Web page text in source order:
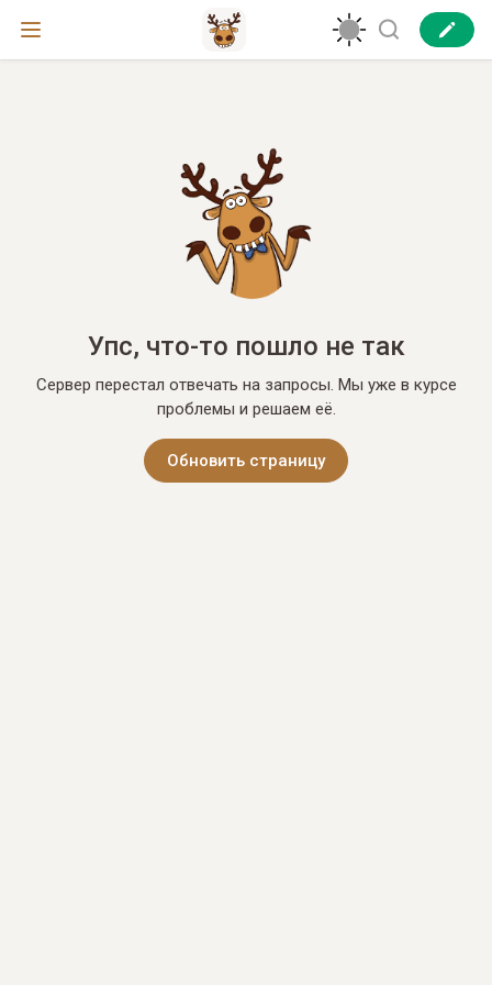
Упс, что-то пошло не так
Сервер перестал отвечать на запросы. Мы уже в курсе
проблемы и решаем её.
Обновить страницу